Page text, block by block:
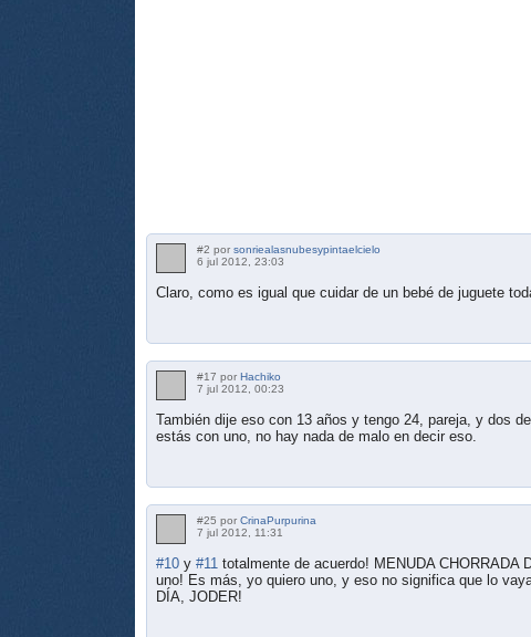
#2 por sonriealasnubesypintaelcielo
6 jul 2012, 23:03
Claro, como es igual que cuidar de un bebé de juguete
#17 por Hachiko
7 jul 2012, 00:23
También dije eso con 13 años y tengo 24, pareja, y dos
estás con uno, no hay nada de malo en decir eso.
#25 por CrinaPurpurina
7 jul 2012, 11:31
#10 y #11 totalmente de acuerdo! MENUDA
uno! Es más, yo quiero uno, y eso no significa que lo
DÍA, JODER!